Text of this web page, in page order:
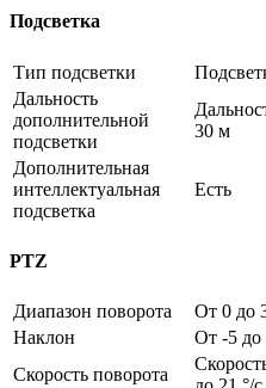
Подсветка
Тип подсветки
Дальность
дополнительной
подсветки
30 м
Дополнительная
интеллектуальная
подсветка
Есть
PTZ
Диапазон поворота
От 0 до
Наклон
От -5 до
Скорость поворота